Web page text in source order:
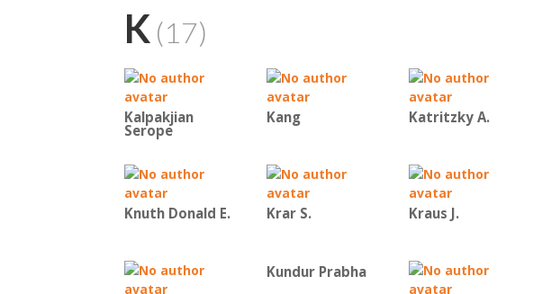
K (17)
Kalpakjian
Serope
Kang Katritzky A.
Knuth Donald E. Krar S. Kraus J.
Kundur Prabha